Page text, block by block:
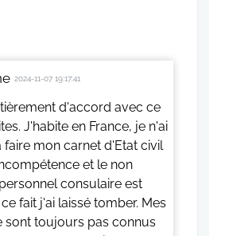
2024-11-07 19:17:41
d'accord avec ce
J'habite en France, je n'ai
faire mon carnet d'Etat civil
et le non
consulaire est
fait j'ai laissé tomber. Mes
sont toujours pas connus